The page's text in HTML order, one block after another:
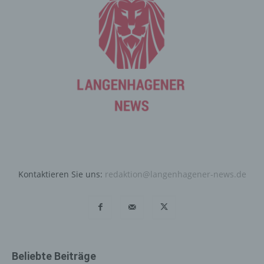
Kontaktieren Sie uns: redaktion@langenhagener-news.de
Beliebte Beiträge
Datensicherheit in unserem Unternehmen zu erhöhen,
um letztlich ein optimales Schutzniveau für die von uns
verarbeiteten personenbezogenen Daten
sicherzustellen. Die anonymen Daten der Server-Logfiles
werden getrennt von allen durch eine betroffene Person
Registrierung auf unserer
registrieren. Welche personenbezogenen Daten dabei
werden, ergibt sich aus der jeweiligen Eingabemaske,
bei dem für die Verarbeitung Verantwortlichen und für